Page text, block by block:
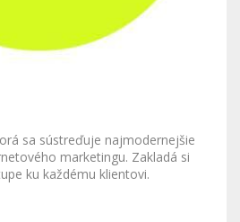
sa sústreďuje najmodernejšie
marketingu. Zakladá si
ku každému klientovi.